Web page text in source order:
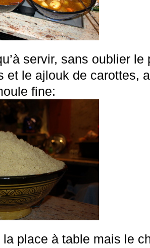
servir, sans oublier le
et le ajlouk de carottes,
fine:
la place à table mais le